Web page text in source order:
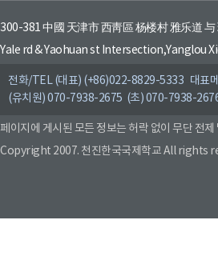
300-381 中國 天津市 西靑區 杨楼村 雅乐道 与
Yale rd & Yaohuan st Intersection,Yanglou
전화/TEL (대표) (+86)022-8829-5333 대
(유치원) 070-7938-2675 (초) 070-7938-
페이지에 게시된 모든 정보는 허락 없이 무단 전
Copyright 2007. 천진한국국제학교 All rights